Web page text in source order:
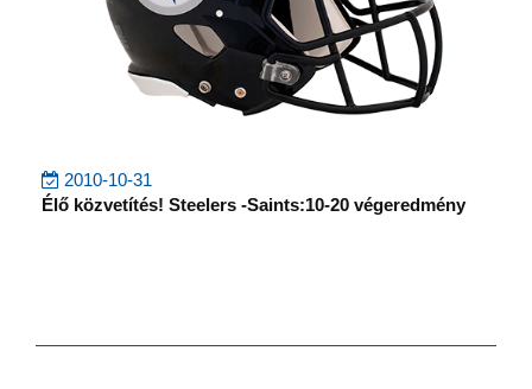
2010-10-31
Élő közvetítés! Steelers -Saints:10-20 végeredmény